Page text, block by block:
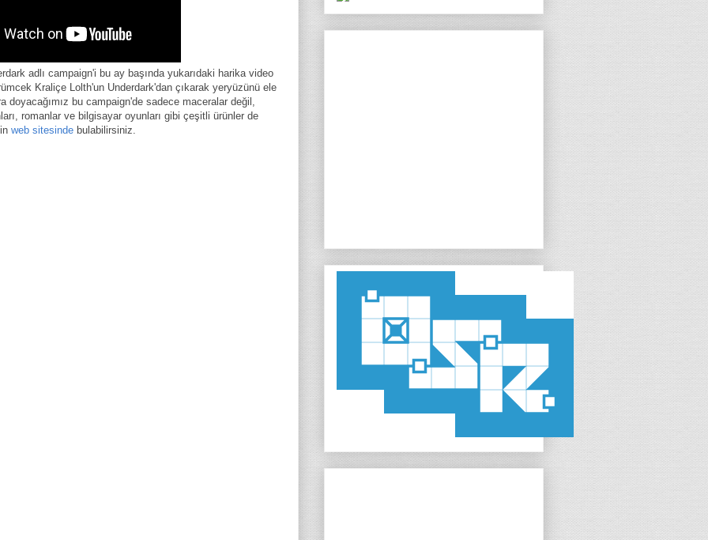
adlı campaign'i bu ay başında yukarıdaki harika video
Kraliçe Lolth'un Underdark'dan çıkarak yeryüzünü ele
doyacağımız bu campaign'de sadece maceralar değil,
romanlar ve bilgisayar oyunları gibi çeşitli ürünler de
web sitesinde bulabilirsiniz.